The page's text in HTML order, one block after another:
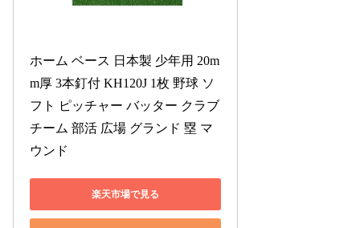
ホーム ベース 日本製 少年用 20m
m厚 3本釘付 KH120J 1枚 野球 ソ
フト ピッチャー バッター クラブ
チーム 部活 広場 グランド 塁 マ
ウンド
楽天市場で見る